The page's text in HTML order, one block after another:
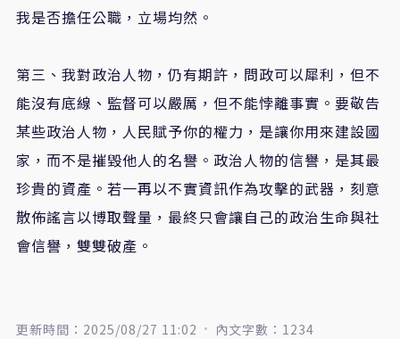
我是否擔任公職，立場均然。
第三、我對政治人物，仍有期許，問政可以犀利，但不
能沒有底線、監督可以嚴厲，但不能悖離事實。要敬告
某些政治人物，人民賦予你的權力，是讓你用來建設國
家，而不是摧毀他人的名譽。政治人物的信譽，是其最
珍貴的資產。若一再以不實資訊作為攻擊的武器，刻意
散佈謠言以博取聲量，最終只會讓自己的政治生命與社
會信譽，雙雙破產。
更新時間：2025/08/27 11:02 內文字數：1234